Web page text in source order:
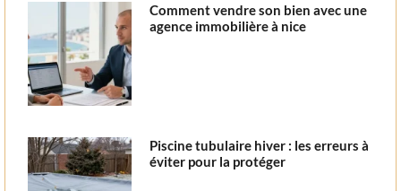
Comment vendre son bien avec une
agence immobilière à nice
Piscine tubulaire hiver : les erreurs à
éviter pour la protéger